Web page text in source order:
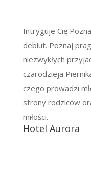
Intryguje Cię
debiut. Poznaj
niezwykłych
czarodzieja
czego prowadzi
strony rodziców
miłości.
Hotel Aurora